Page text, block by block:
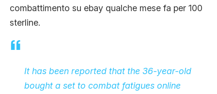
combattimento su ebay qualche mese fa per 100
sterline.
It has been reported that the 36-year-old
bought a set to combat fatigues online